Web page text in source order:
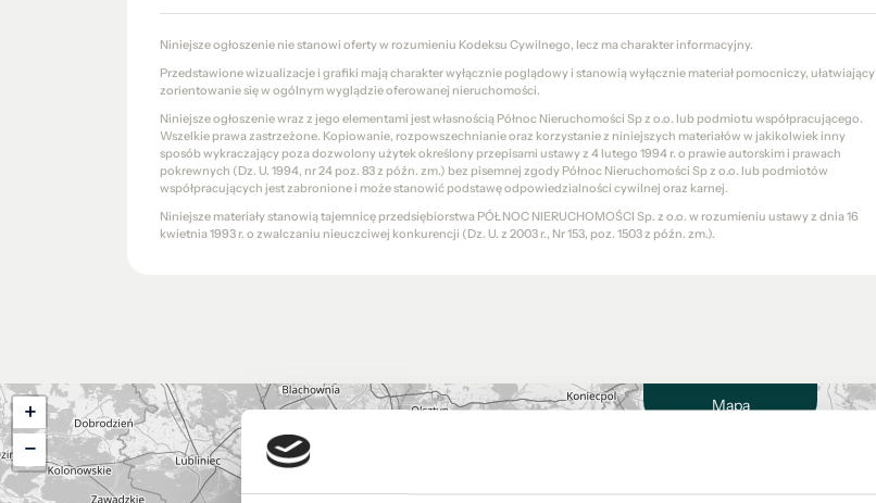
Niniejsze ogłoszenie nie stanowi oferty w rozumieniu Kodeksu Cywilnego, lecz ma charakter informacyjny.
Przedstawione wizualizacje i grafiki mają charakter wyłącznie poglądowy i stanowią wyłącznie materiał pomocniczy, ułatwiający
zorientowanie się w ogólnym wyglądzie oferowanej nieruchomości.
Niniejsze ogłoszenie wraz z jego elementami jest własnością Północ Nieruchomości Sp z o.o. lub podmiotu współpracującego.
Wszelkie prawa zastrzeżone. Kopiowanie, rozpowszechnianie oraz korzystanie z niniejszych materiałów w jakikolwiek inny
sposób wykraczający poza dozwolony użytek określony przepisami ustawy z 4 lutego 1994 r. o prawie autorskim i prawach
pokrewnych (Dz. U. 1994, nr 24 poz. 83 z późn. zm.) bez pisemnej zgody Północ Nieruchomości Sp z o.o. lub podmiotów
współpracujących jest zabronione i może stanowić podstawę odpowiedzialności cywilnej oraz karnej.
Niniejsze materiały stanowią tajemnicę przedsiębiorstwa PÓŁNOC NIERUCHOMOŚCI Sp. z o.o. w rozumieniu ustawy z dnia 16
kwietnia 1993 r. o zwalczaniu nieuczciwej konkurencji (Dz. U. z 2003 r., Nr 153, poz. 1503 z późn. zm.).
Mapa
+
−